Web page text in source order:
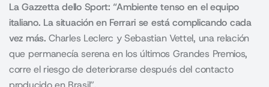
La Gazzetta dello Sport: “Ambiente tenso en el equipo
italiano. La situación en Ferrari se está complicando cada
vez más. Charles Leclerc y Sebastian Vettel, una relación
que permanecía serena en los últimos Grandes Premios,
corre el riesgo de deteriorarse después del contacto